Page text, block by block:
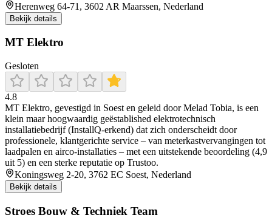
Herenweg 64-71, 3602 AR Maarssen, Nederland
Bekijk details
MT Elektro
Gesloten
4.8
MT Elektro, gevestigd in Soest en geleid door Melad Tobia, is een
klein maar hoogwaardig geëstablished elektrotechnisch
installatiebedrijf (InstallQ‑erkend) dat zich onderscheidt door
professionele, klantgerichte service – van meterkastvervangingen tot
laadpalen en airco-installaties – met een uitstekende beoordeling (4,9
uit 5) en een sterke reputatie op Trustoo.
Koningsweg 2-20, 3762 EC Soest, Nederland
Bekijk details
Stroes Bouw & Techniek Team